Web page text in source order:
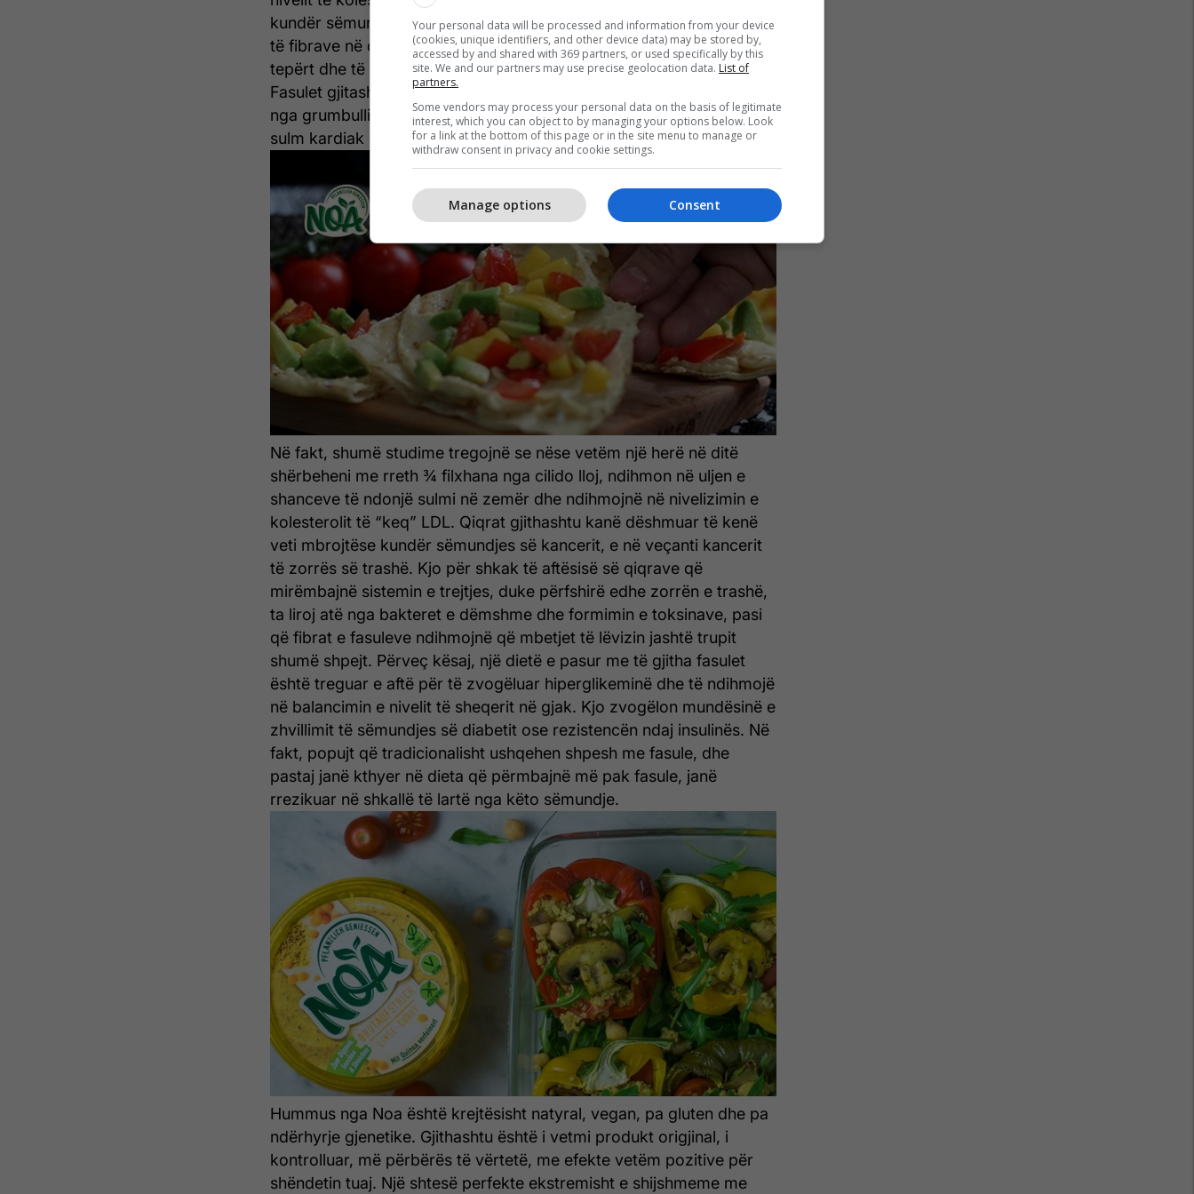
kundër sëmundjeve të zemrës.Kjo për shkak të përmbajtjes së lartë
të fibrave në qiqra, që i ndihmon njerëzit të shmangin ngrënjen e
tepërt dhe të fitojnë peshë të tepruar e cila është e dëmshme.
Fasulet gjitashtu ndihmojnë në mirëmbajtjen e pastërt të arterieve
nga grumbullimi i stemave, duke e zvogëluar mundësinë për ndonjë
sulm kardiak dhe goditje në zemër.
Në fakt, shumë studime tregojnë se nëse vetëm një herë në ditë
shërbeheni me rreth ¾ filxhana nga cilido lloj, ndihmon në uljen e
shanceve të ndonjë sulmi në zemër dhe ndihmojnë në nivelizimin e
kolesterolit të “keq” LDL. Qiqrat gjithashtu kanë dëshmuar të kenë
veti mbrojtëse kundër sëmundjes së kancerit, e në veçanti kancerit
të zorrës së trashë. Kjo për shkak të aftësisë së qiqrave që
mirëmbajnë sistemin e trejtjes, duke përfshirë edhe zorrën e trashë,
ta liroj atë nga bakteret e dëmshme dhe formimin e toksinave, pasi
që fibrat e fasuleve ndihmojnë që mbetjet të lëvizin jashtë trupit
shumë shpejt. Përveç kësaj, një dietë e pasur me të gjitha fasulet
është treguar e aftë për të zvogëluar hiperglikeminë dhe të ndihmojë
në balancimin e nivelit të sheqerit në gjak. Kjo zvogëlon mundësinë e
zhvillimit të sëmundjes së diabetit ose rezistencën ndaj insulinës. Në
fakt, popujt që tradicionalisht ushqehen shpesh me fasule, dhe
pastaj janë kthyer në dieta që përmbajnë më pak fasule, janë
rrezikuar në shkallë të lartë nga këto sëmundje.
Hummus nga Noa është krejtësisht natyral, vegan, pa gluten dhe pa
ndërhyrje gjenetike. Gjithashtu është i vetmi produkt origjinal, i
kontrolluar, më përbërës të vërtetë, me efekte vetëm pozitive për
shëndetin tuaj. Një shtesë perfekte ekstremisht e shijshmeme me
Your personal data will be processed and information from your device
(cookies, unique identifiers, and other device data) may be stored by,
accessed by and shared with 369 partners, or used specifically by this
site. We and our partners may use precise geolocation data. List of
partners.
Some vendors may process your personal data on the basis of legitimate
interest, which you can object to by managing your options below. Look
for a link at the bottom of this page or in the site menu to manage or
withdraw consent in privacy and cookie settings.
Consent
Manage options